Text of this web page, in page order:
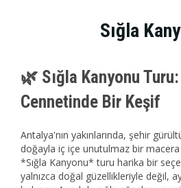
Sığla
🌿 Sığla Kanyonu
Cennetinde Bir Keşif
Antalya'nın yakınlarında, şehir
doğayla iç içe unutulmaz bir
*Sığla Kanyonu* turu harika bir
yalnızca doğal güzellikleriyle değil,